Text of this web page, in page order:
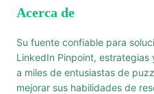
Acerca de
Su fuente confiable para
LinkedIn Pinpoint, estrategias
a miles de entusiastas de
mejorar sus habilidades de